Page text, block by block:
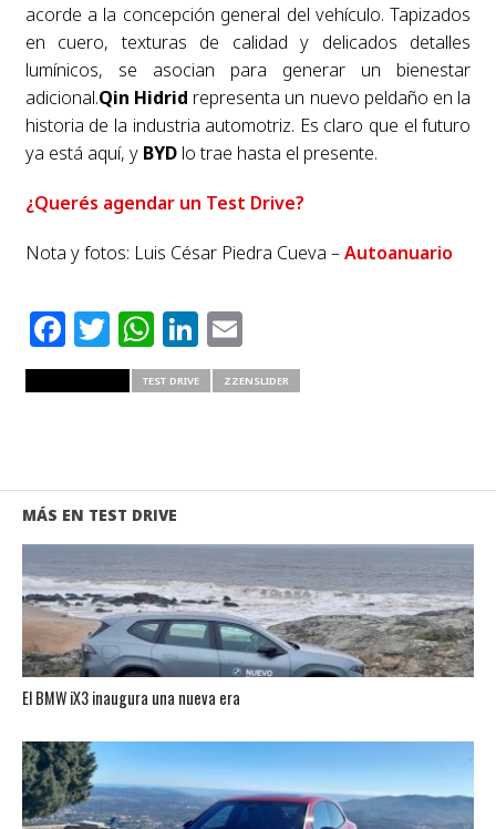
acorde a la concepción general del vehículo. Tapizados
en cuero, texturas de calidad y delicados detalles
lumínicos, se asocian para generar un bienestar
adicional.Qin Hidrid representa un nuevo peldaño en la
historia de la industria automotriz. Es claro que el futuro
ya está aquí, y BYD lo trae hasta el presente.
¿Querés agendar un Test Drive?
Nota y fotos: Luis César Piedra Cueva –Autoanuario
Facebook
Twitter
WhatsApp
LinkedIn
Email
TEST DRIVE ZZENSLIDER
MÁS EN TEST DRIVE
El BMW iX3 inaugura una nueva era